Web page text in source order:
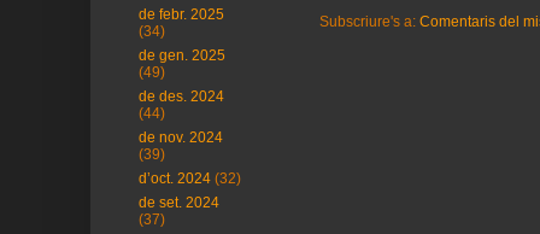
Subscriure's a: Comentaris del
de febr. 2025
(34)
de gen. 2025
(49)
de des. 2024
(44)
de nov. 2024
(39)
d’oct. 2024 (32)
de set. 2024
(37)